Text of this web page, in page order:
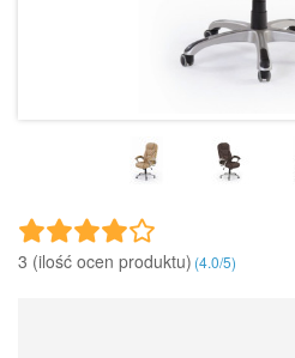
3 (ilość ocen produktu)‎(4.0/5)